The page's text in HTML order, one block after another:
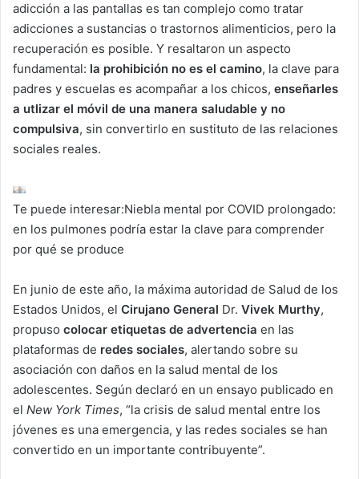
adicción a las pantallas es tan complejo como tratar
adicciones a sustancias o trastornos alimenticios, pero la
recuperación es posible. Y resaltaron un aspecto
fundamental: la prohibición no es el camino, la clave para
padres y escuelas es acompañar a los chicos, enseñarles
a utlizar el móvil de una manera saludable y no
compulsiva, sin convertirlo en sustituto de las relaciones
sociales reales.
Te puede interesar:Niebla mental por COVID prolongado:
en los pulmones podría estar la clave para comprender
por qué se produce
En junio de este año, la máxima autoridad de Salud de los
Estados Unidos, el Cirujano General Dr. Vivek Murthy,
propuso colocar etiquetas de advertencia en las
plataformas de redes sociales, alertando sobre su
asociación con daños en la salud mental de los
adolescentes. Según declaró en un ensayo publicado en
el New York Times, “la crisis de salud mental entre los
jóvenes es una emergencia, y las redes sociales se han
convertido en un importante contribuyente”.